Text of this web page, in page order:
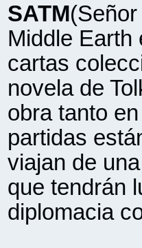
SATM
Middle Earth
cartas
novela de
obra tanto
partidas
viajan de
que tendrán
diplomacia